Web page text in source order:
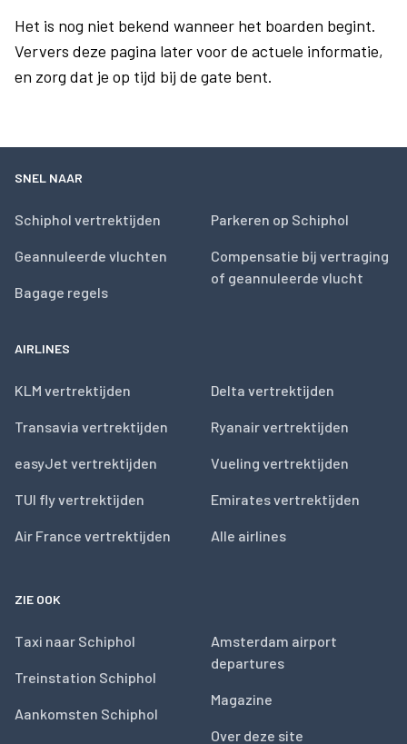
Het is nog niet bekend wanneer het boarden begint.
Ververs deze pagina later voor de actuele informatie,
en zorg dat je op tijd bij de gate bent.
SNEL NAAR
Schiphol vertrektijden
Geannuleerde vluchten
Bagage regels
Parkeren op Schiphol
Compensatie bij vertraging
of geannuleerde vlucht
AIRLINES
KLM vertrektijden
Transavia vertrektijden
easyJet vertrektijden
TUI fly vertrektijden
Air France vertrektijden
Delta vertrektijden
Ryanair vertrektijden
Vueling vertrektijden
Emirates vertrektijden
Alle airlines
ZIE OOK
Taxi naar Schiphol
Treinstation Schiphol
Aankomsten Schiphol
Amsterdam airport
departures
Magazine
Over deze site